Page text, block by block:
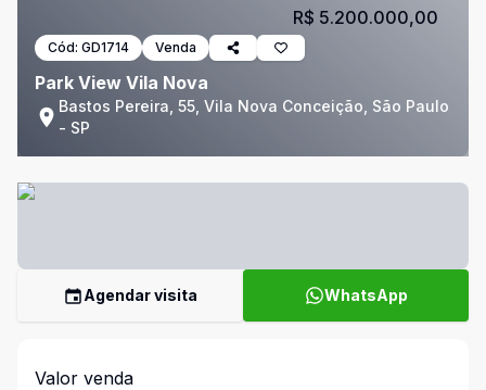
Cód: GD1714 Venda
Park View Vila Nova
Bastos Pereira, 55, Vila Nova Conceição, São Paulo
- SP
R$ 5.200.000,00
Agendar visita WhatsApp
Valor venda